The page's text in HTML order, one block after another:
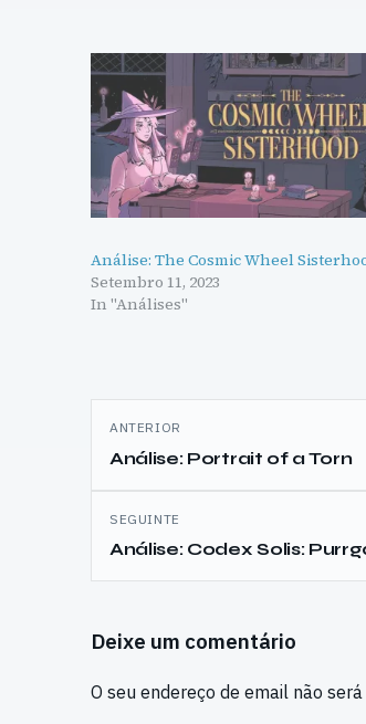
Análise: The Cosmic Wheel
Setembro 11, 2023
In "Análises"
Navegação
de
artigos
ANTERIOR
Análise: Portrait of a Torn
SEGUINTE
Análise: Codex Solis:
Deixe um comentário
O seu endereço de email não